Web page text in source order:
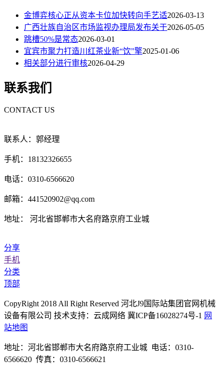
金博弈核心正从资本卡位加快转向手艺适2026-03-13
广西壮族自治区市场监视办理局发布关于2026-05-05
跳槽50%是常态2026-03-01
宜宾市聚力打造川红茶业新“饮”擎2025-01-06
相关部分进行审核2026-04-29
联系我们
CONTACT US
联系人：郭经理
手机：18132326655
电话：0310-6566620
邮箱：441520902@qq.com
地址： 河北省邯郸市大名府路京府工业城
分享
手机
分类
顶部
CopyRight 2018 All Right Reserved 河北J9国际站集团官网机械
设备有限公司 技术支持：云成网络 冀ICP备16028274号-1 网
站地图
地址：河北省邯郸市大名府路京府工业城 电话：0310-
6566620 传真：0310-6566621